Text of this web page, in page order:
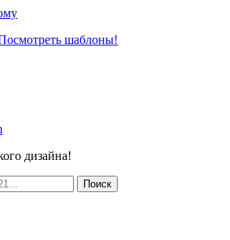
шаблоны!
дизайна!